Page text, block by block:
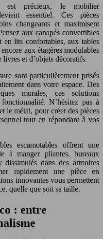
est précieux, le mobilier
essentiel. Ces pièces
changeants et maximisent
aux canapés convertibles
en lits confortables, aux tables
aux étagères modulables
et d’objets décoratifs.
sont particulièrement prisés
dans votre espace. Des
murales, ces solutions
N’hésitez pas à
le métal, pour créer des pièces
tout en répondant à vos
escamotables offrent une
à manger pliantes, bureaux
dans des armoires
rapidement une pièce en
innovantes vous permettent
quelle que soit sa taille.
: entre